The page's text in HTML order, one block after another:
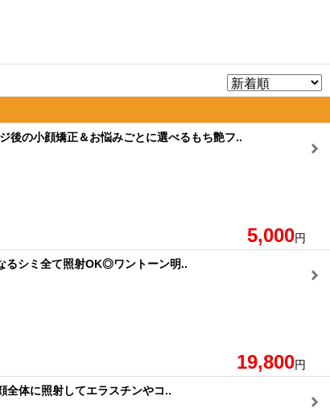
後の小顔矯正＆お悩みごとに選べるもち艶フ..
5,000円
るシミ全て照射OK◎ワントーン明..
19,800円
体に照射してエラスチンやコ..